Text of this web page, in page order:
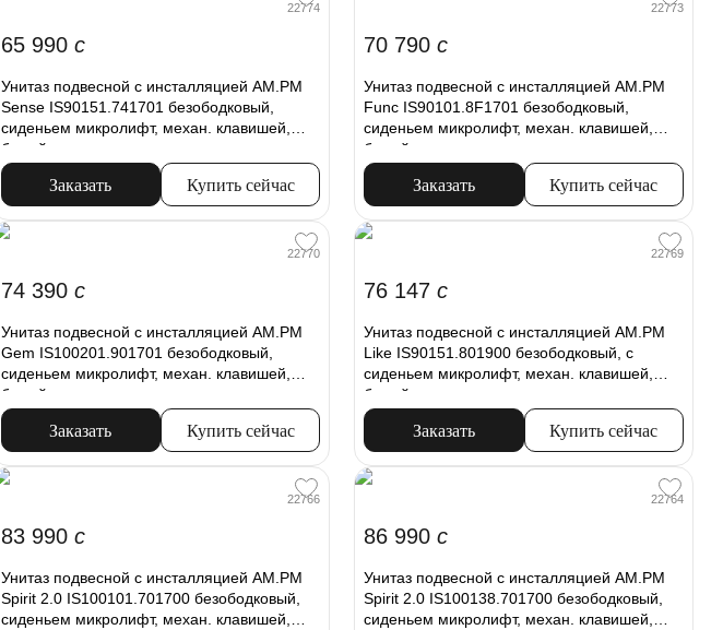
22774
65 990 c
Унитаз подвесной с инсталляцией AM.PM
Sense IS90151.741701 безободковый,
сиденьем микролифт, механ. клавишей,
белый
Заказать Купить сейчас
22773
70 790c
Унитаз подвесной с инсталляцией AM.PM
Func IS90101.8F1701 безободковый,
сиденьем микролифт, механ. клавишей,
белый
Заказать Купить сейчас
22770
74 390 c
Унитаз подвесной с инсталляцией AM.PM
Gem IS100201.901701 безободковый,
сиденьем микролифт, механ. клавишей,
белый
Заказать Купить сейчас
22769
76 147c
Унитаз подвесной с инсталляцией AM.PM
Like IS90151.801900 безободковый, с
сиденьем микролифт, механ. клавишей,
белый
Заказать Купить сейчас
22766
83 990 c
Унитаз подвесной с инсталляцией AM.PM
Spirit 2.0 IS100101.701700 безободковый,
сиденьем микролифт, механ. клавишей,
22764
86 990c
Унитаз подвесной с инсталляцией AM.PM
Spirit 2.0 IS100138.701700 безободковый,
сиденьем микролифт, механ. клавишей,